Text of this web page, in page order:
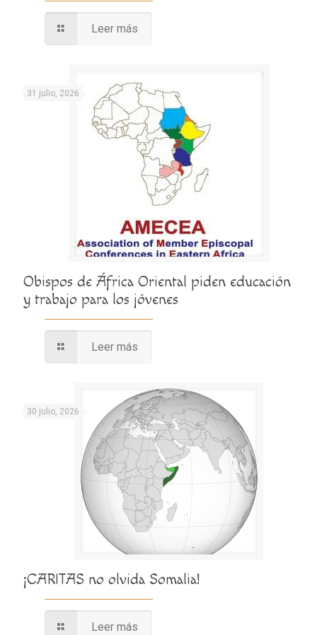
Leer más
31 julio, 2026
Obispos de África Oriental piden educación
y trabajo para los jóvenes
Leer más
30 julio, 2026
¡CARITAS no olvida Somalia!
Leer más